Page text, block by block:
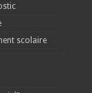
scolaire